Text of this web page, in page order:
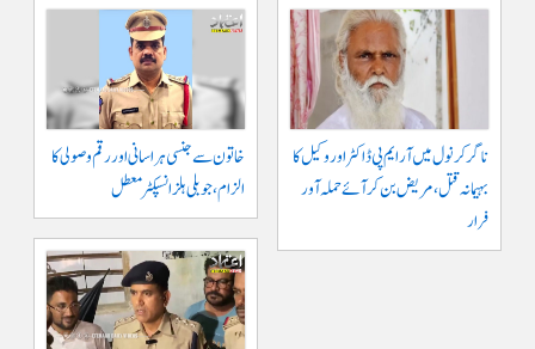
ناگرکرنول میں آر ایم پی ڈاکٹر اور وکیل کا
بہیمانہ قتل، مریض بن کر آئے حملہ آور
فرار
خاتون سے جنسی ہراسانی اور رقم وصولی کا
الزام، جوبلی ہلز انسپکٹر معطل